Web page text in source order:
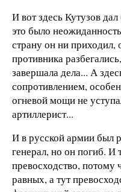
И вот здесь Кутузов
это было
страну он ни приходил,
противника
завершала дела... А
сопротивлением,
огневой мощи не
артиллерист...
И в русской армии был
генерал, но он погиб. И
превосходство, потому
равных, а тут